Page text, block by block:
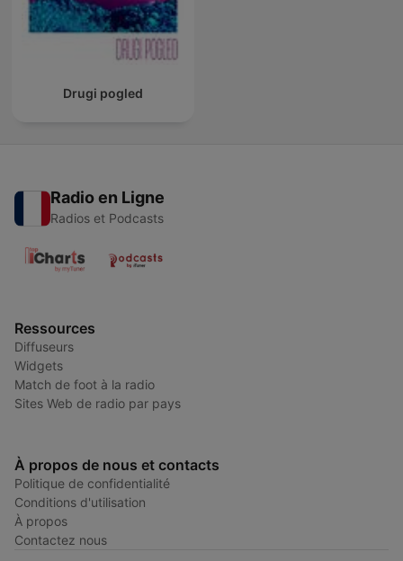
Drugi pogled
Radio en Ligne
Radios et Podcasts
Ressources
Diffuseurs
Widgets
Match de foot à la radio
Sites Web de radio par pays
À propos de nous et contacts
Politique de confidentialité
Conditions d'utilisation
À propos
Contactez nous